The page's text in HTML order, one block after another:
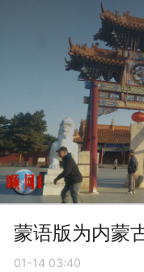
蒙语版为内蒙
01-14 03:40